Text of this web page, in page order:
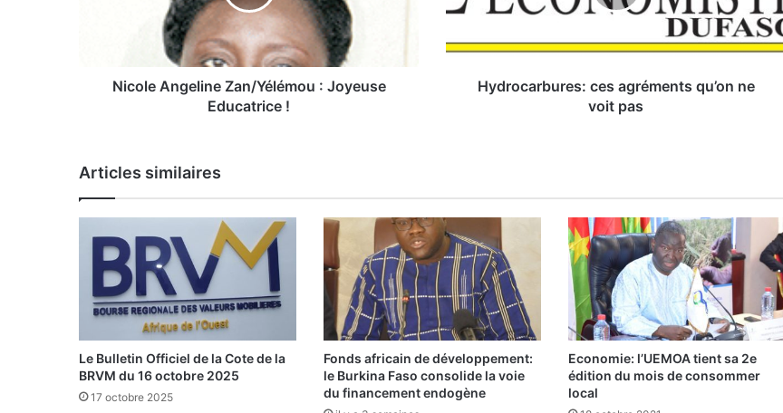
Z
a
n
o
u
:
Nicole Angeline Zan/Yélémou : Joyeuse
Educatrice !
c
r
e
s
a
g
é
m
e
s
Hydrocarbures: ces agréments qu’on ne
voit pas
Articles similaires
Le Bulletin Officiel de la Cote de la
BRVM du 16 octobre 2025
17 octobre 2025
Fonds africain de développement:
le Burkina Faso consolide la voie
du financement endogène
Economie: l’UEMOA tient sa 2e
édition du mois de consommer
local